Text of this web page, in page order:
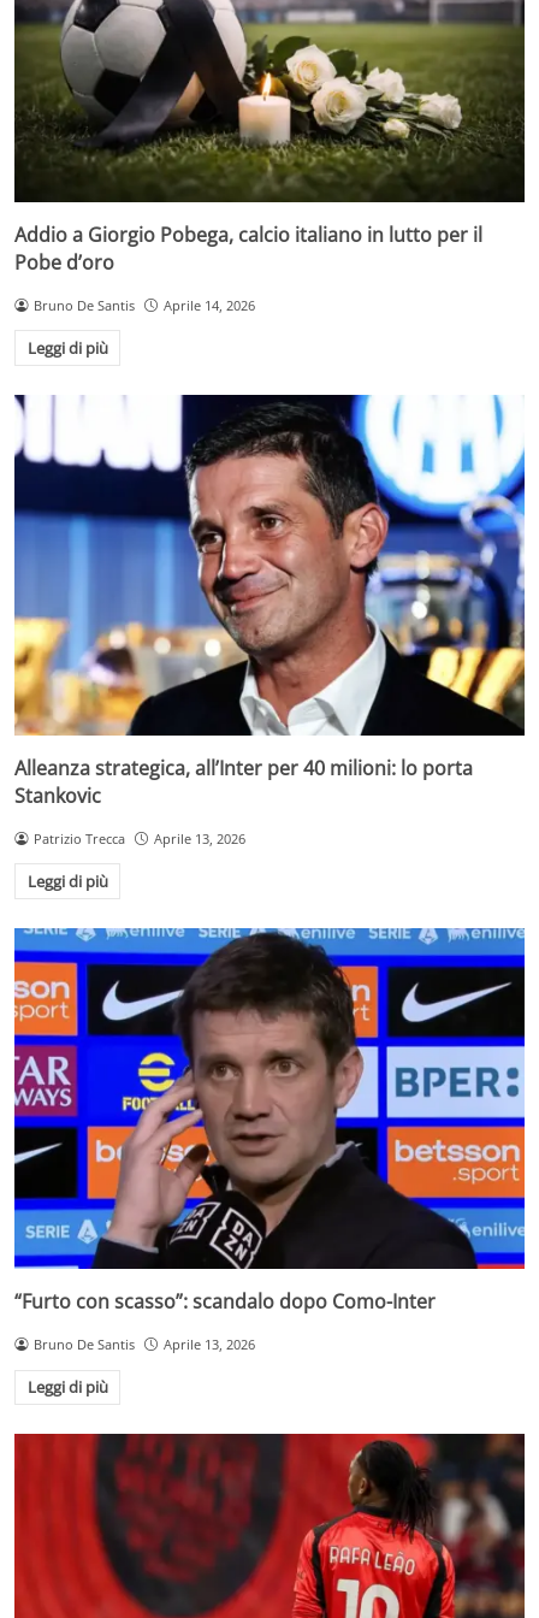
Addio a Giorgio Pobega, calcio italiano in lutto per il
Pobe d’oro
Bruno De Santis Aprile 14, 2026
Leggi di più
Alleanza strategica, all’Inter per 40 milioni: lo porta
Stankovic
Patrizio Trecca Aprile 13, 2026
Leggi di più
“Furto con scasso”: scandalo dopo Como-Inter
Bruno De Santis Aprile 13, 2026
Leggi di più